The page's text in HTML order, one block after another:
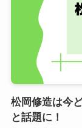
松岡修造は今
と話題に！